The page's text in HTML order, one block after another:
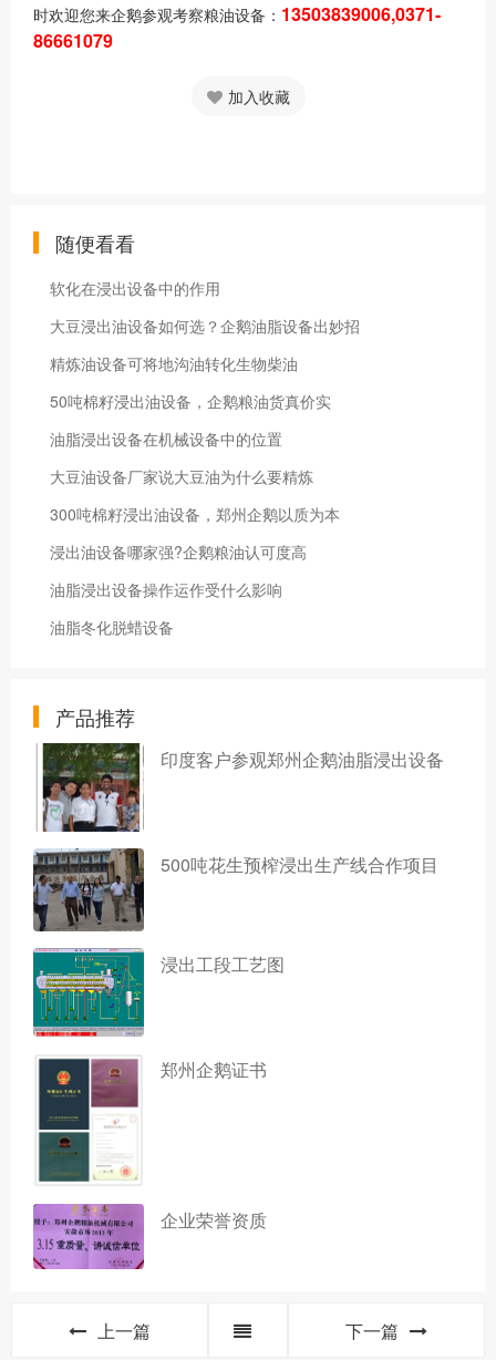
时欢迎您来企鹅参观考察粮油设备： 13503839006,0371-
86661079
加入收藏
随便看看
软化在浸出设备中的作用
大豆浸出油设备如何选？企鹅油脂设备出妙招
精炼油设备可将地沟油转化生物柴油
50吨棉籽浸出油设备，企鹅粮油货真价实
油脂浸出设备在机械设备中的位置
大豆油设备厂家说大豆油为什么要精炼
300吨棉籽浸出油设备，郑州企鹅以质为本
浸出油设备哪家强?企鹅粮油认可度高
油脂浸出设备操作运作受什么影响
油脂冬化脱蜡设备
产品推荐
印度客户参观郑州企鹅油脂浸出设备
500吨花生预榨浸出生产线合作项目
浸出工段工艺图
郑州企鹅证书
企业荣誉资质
上一篇 下一篇